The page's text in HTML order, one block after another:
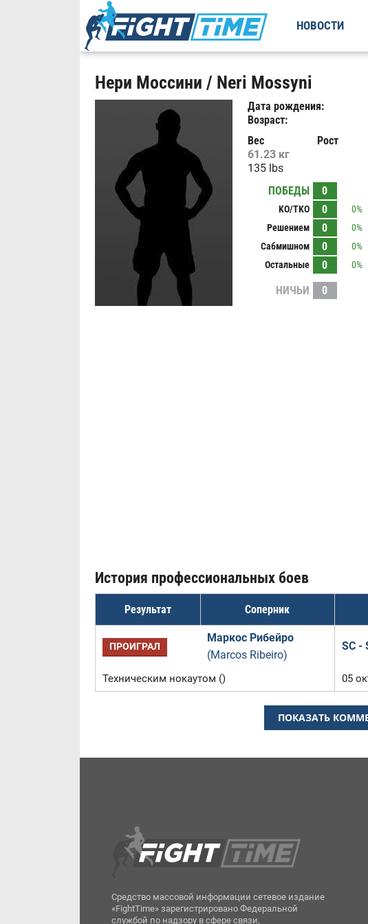
НОВОСТИ
Нери Моссини / Neri Mossyni
Дата рождения:
Возраст:
Вес
61.23 кг
135 lbs
Рост
ПОБЕДЫ
0
KO/TKO 0
0%
Решением
0
0%
Сабмишном
0
0%
Остальные
0 0%
НИЧЬИ 0
История профессиональных боев
Результат Соперник
ПРОИГРАЛ
Маркос Рибейро
(Marcos Ribeiro)
SC -
Техническим нокаутом () 05
ПОКАЗАТЬ
Средство массовой информации сетевое издание
«FightTime» зарегистрировано Федеральной
службой по надзору в сфере связи,